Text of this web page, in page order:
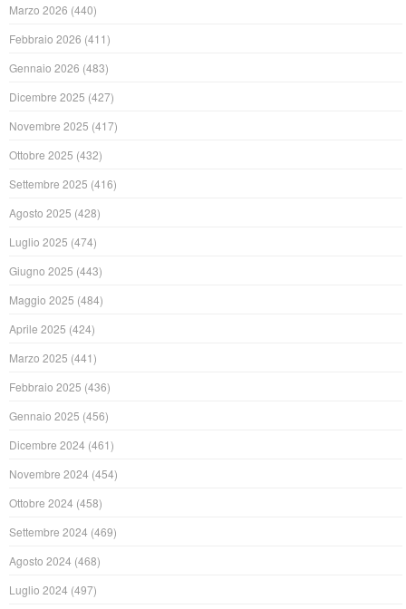
Marzo 2026 (440)
Febbraio 2026 (411)
Gennaio 2026 (483)
Dicembre 2025 (427)
Novembre 2025 (417)
Ottobre 2025 (432)
Settembre 2025 (416)
Agosto 2025 (428)
Luglio 2025 (474)
Giugno 2025 (443)
Maggio 2025 (484)
Aprile 2025 (424)
Marzo 2025 (441)
Febbraio 2025 (436)
Gennaio 2025 (456)
Dicembre 2024 (461)
Novembre 2024 (454)
Ottobre 2024 (458)
Settembre 2024 (469)
Agosto 2024 (468)
Luglio 2024 (497)